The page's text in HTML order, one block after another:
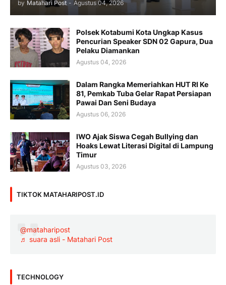
by Matahari Post - Agustus 04, 2026
Polsek Kotabumi Kota Ungkap Kasus
Pencurian Speaker SDN 02 Gapura, Dua
Pelaku Diamankan
Agustus 04, 2026
Dalam Rangka Memeriahkan HUT RI Ke
81, Pemkab Tuba Gelar Rapat Persiapan
Pawai Dan Seni Budaya
Agustus 06, 2026
IWO Ajak Siswa Cegah Bullying dan
Hoaks Lewat Literasi Digital di Lampung
Timur
Agustus 03, 2026
TIKTOK MATAHARIPOST.ID
@mataharipost
♬ suara asli - Matahari Post
TECHNOLOGY